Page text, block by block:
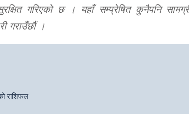
गरिएको छ । यहाँ सम्प्रेषित कुनैपनि
गराउँछौं ।
राशिफल